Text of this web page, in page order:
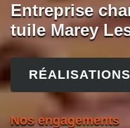
Entreprise
tuile Marey
RÉALISATIONS
Nos engagements